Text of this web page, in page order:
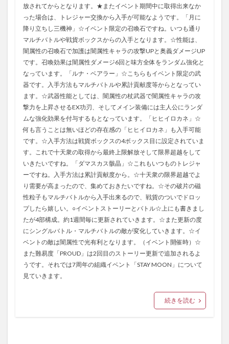
放されてからとなります。★またイベント期間中に取得出来なか
った場合は、トレジャー交換から入手が可能なようです。「月に
降り立ちし三機神」☆イベント限定の召喚石ですね。いつも通り
マルチバトルや戦貨ボックスからの入手となります。☆性能は、
闇属性の召喚石で加護は闇属性キャラの攻撃UPと奥義ダメージUP
です。召喚効果は闇属性ダメージ6回と味方全体をランダム強化と
なっています。「ルナ・ベアラー」☆こちらもイベント限定の武
器です。入手方法もマルチバトルや累計貢献度等からとなってい
ます。☆武器性能としては、闇属性の杖武器で闇属性キャラの攻
撃力を上昇させるEX功刃、そしてメイン装備には主人公にランダ
ムな強化効果を付与するもとなっています。「ヒヒイロカネ」☆
何も言うことは無いほどの存在感の「ヒヒイロカネ」も入手可能
です。☆入手方法は戦貨ボックスの4ボックス目に設定されていま
す。これで十天衆の取得から最終上限解放そして限界超越をして
いきたいですね。「ダマスカス骸晶」☆これもいつものトレジャ
ーですね。入手方法は累計貢献度から。☆十天衆の限界超越でよ
り需要が高まったので、集めておきたいですね。☆その破片の磁
性粒子もマルチバトルから入手出来るので、戦貨のついでドロッ
プしたら嬉しい。○イベントストーリーとバトル☆上にも書きまし
たが4部構成。約1週間毎に更新されていきます。☆また更新の度
にシングルバトル・マルチバトルの敵が変化していきます。☆イ
ベントの敵は闇属性で光有利となります。（イベント開催時）☆
また難易度「PROUD」は2回目のストーリー更新で追加されるよ
うです。それでは7周年の組織イベント「STAY MOON」について
見ていきます。
続きを読む